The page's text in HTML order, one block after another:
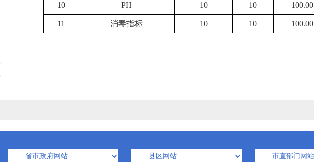
10 PH 10 10 100.00
11 消毒指标 10 10 100.00